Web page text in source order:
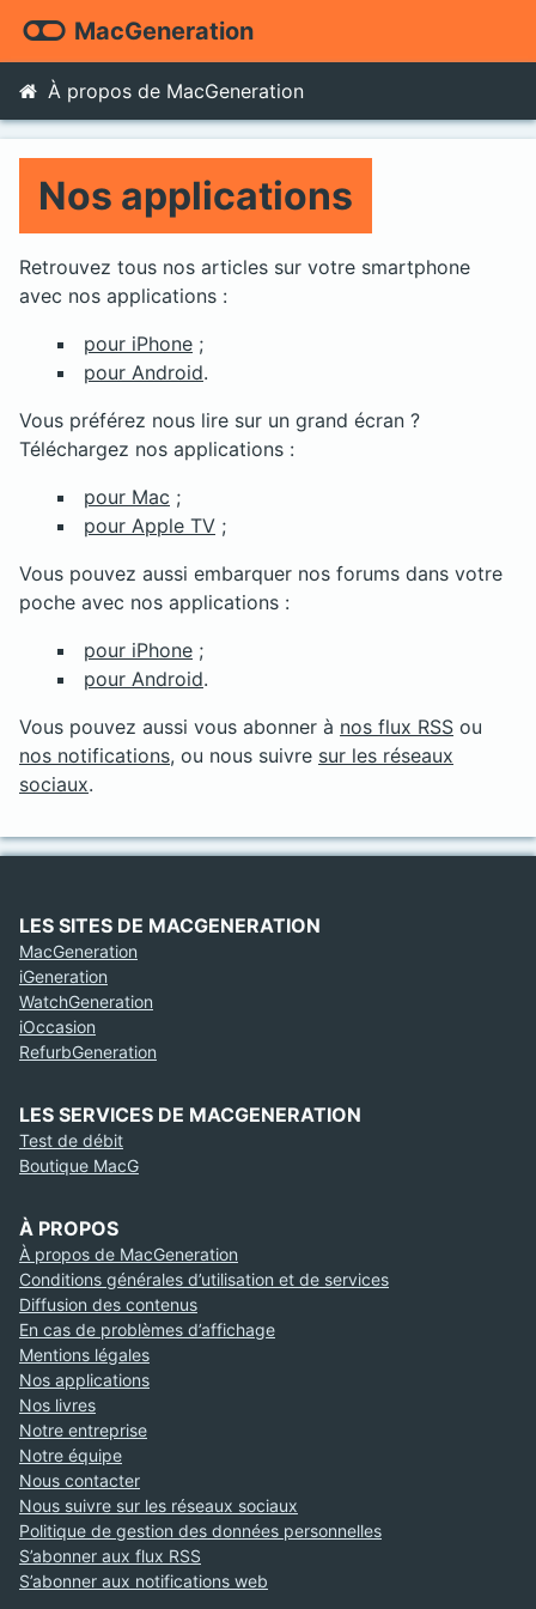
MacGeneration
À propos de MacGeneration
Nos applications
Retrouvez tous nos articles sur votre smartphone
avec nos applications :
pour iPhone ;
pour Android.
Vous préférez nous lire sur un grand écran ?
Téléchargez nos applications :
pour Mac ;
pour Apple TV ;
Vous pouvez aussi embarquer nos forums dans votre
poche avec nos applications :
pour iPhone ;
pour Android.
Vous pouvez aussi vous abonner à nos flux RSS ou
nos notifications, ou nous suivre sur les réseaux
sociaux.
LES SITES DE MACGENERATION
MacGeneration
iGeneration
WatchGeneration
iOccasion
RefurbGeneration
LES SERVICES DE MACGENERATION
Test de débit
Boutique MacG
À PROPOS
À propos de MacGeneration
Conditions générales d’utilisation et de services
Diffusion des contenus
En cas de problèmes d’affichage
Mentions légales
Nos applications
Nos livres
Notre entreprise
Notre équipe
Nous contacter
Nous suivre sur les réseaux sociaux
Politique de gestion des données personnelles
S’abonner aux flux RSS
S’abonner aux notifications web